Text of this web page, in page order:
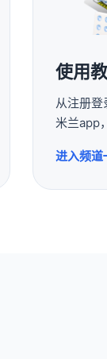
使用
从注册
米兰app
进入频道